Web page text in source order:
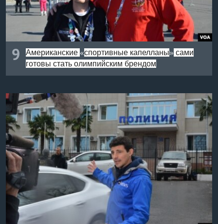
9 Американские «спортивные капелланы» сами
готовы стать олимпийским брендом